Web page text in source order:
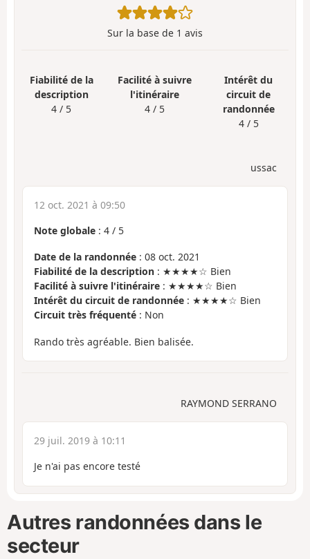
Sur la base de 1 avis
Fiabilité de la
description
4 / 5
Facilité à suivre
l'itinéraire
4 / 5
Intérêt du
circuit de
randonnée
4 / 5
ussac
12 oct. 2021 à 09:50
Note globale : 4 / 5
Date de la randonnée : 08 oct. 2021
Fiabilité de la description : ★★★★☆ Bien
Facilité à suivre l'itinéraire : ★★★★☆ Bien
Intérêt du circuit de randonnée : ★★★★☆ Bien
Circuit très fréquenté : Non
Rando très agréable. Bien balisée.
RAYMOND SERRANO
29 juil. 2019 à 10:11
Je n'ai pas encore testé
Autres randonnées dans le
secteur